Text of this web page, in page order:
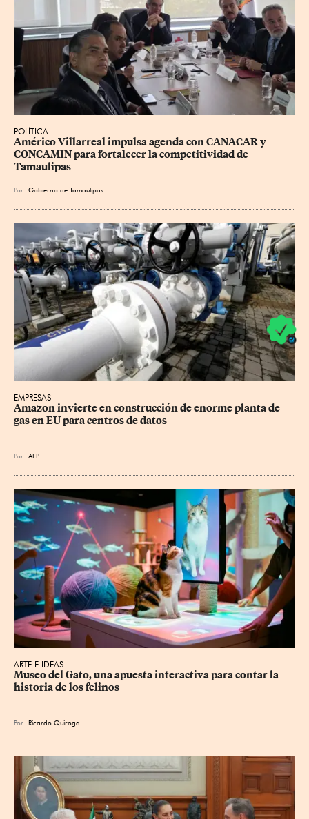
POLÍTICA
Américo Villarreal impulsa agenda con CANACAR y
CONCAMIN para fortalecer la competitividad de
Tamaulipas
Por Gobierno de Tamaulipas
EMPRESAS
Amazon invierte en construcción de enorme planta de
gas en EU para centros de datos
Por AFP
ARTE E IDEAS
Museo del Gato, una apuesta interactiva para contar la
historia de los felinos
Por Ricardo Quiroga